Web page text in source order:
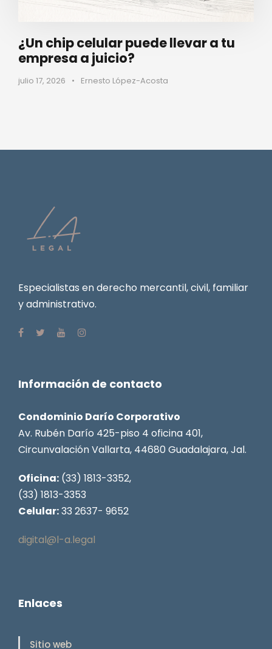
¿Un chip celular puede llevar a tu
empresa a juicio?
julio 17, 2026 • Ernesto López-Acosta
Especialistas en derecho mercantil, civil, familiar
y administrativo.
Información de contacto
Condominio Darío Corporativo
Av. Rubén Darío 425-piso 4 oficina 401,
Circunvalación Vallarta, 44680 Guadalajara, Jal.
Oficina: (33) 1813-3352,
(33) 1813-3353
Celular:33 2637- 9652
digital@l-a.legal
Enlaces
Sitio web